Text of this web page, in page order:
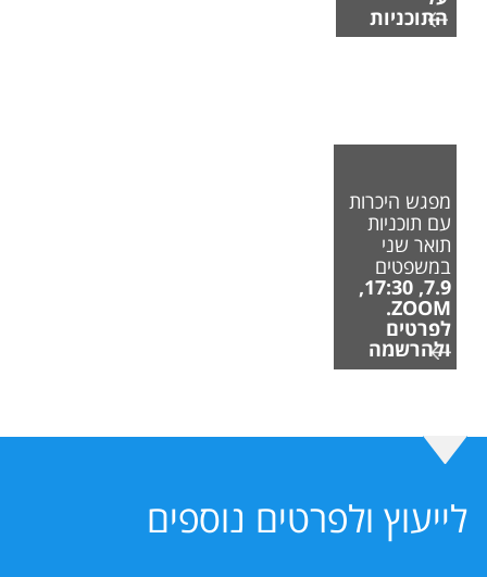
התוכניות
מפגש היכרות
עם תוכניות
תואר שני
במשפטים
7.9, 17:30,
ZOOM.
לפרטים
ולהרשמה
לייעוץ ולפרטים נוספים